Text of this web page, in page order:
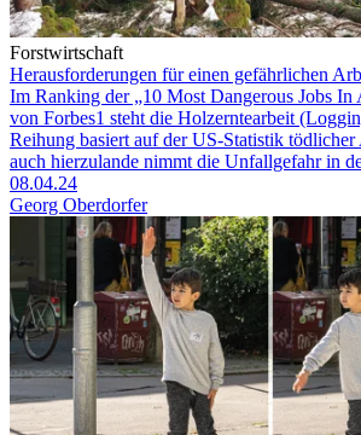
Forstwirtschaft
Herausforderungen für einen gefährlichen
Im Ranking der „10 Most Dangerous Jobs In
von Forbes1 steht die Holzerntearbeit
Reihung basiert auf der US-Statistik
auch hierzulande nimmt die Unfallgefahr in
08.04.24
Georg Oberdorfer